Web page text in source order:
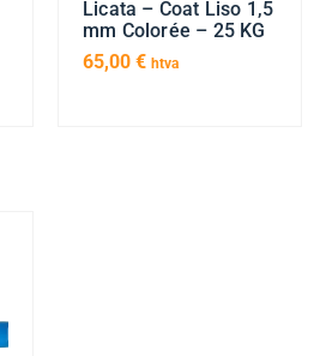
Licata – Coat Liso 1,5
mm Colorée – 25 KG
65,00 € htva